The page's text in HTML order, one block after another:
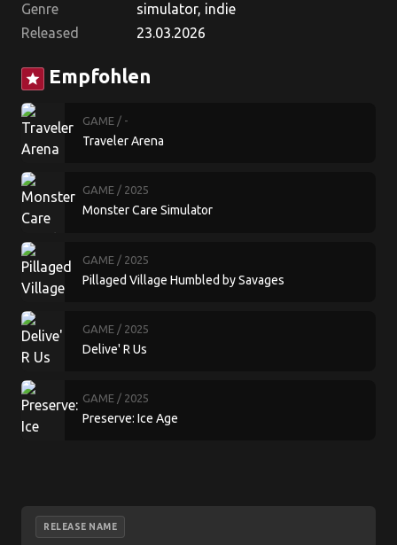
Genre
simulator, indie
Released
23.03.2026
star Empfohlen
GAME / -
Traveler Arena
GAME / 2025
Monster Care Simulator
GAME / 2025
Pillaged Village Humbled by Savages
GAME / 2025
Delive' R Us
GAME / 2025
Preserve: Ice Age
RELEASE NAME